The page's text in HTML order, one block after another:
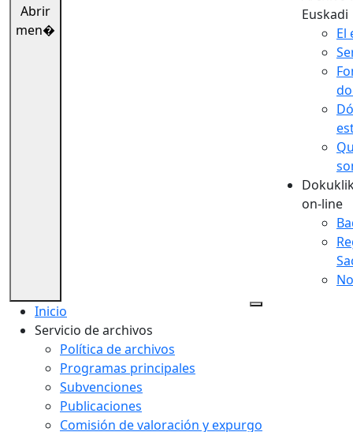
Abrir
men�
Euskadi
El
on-line
Inicio
Servicio de archivos
Política de archivos
Programas principales
Subvenciones
Publicaciones
Comisión de valoración y expurgo